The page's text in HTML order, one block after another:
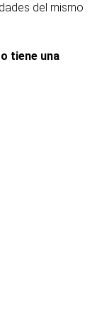
del mismo
tiene una